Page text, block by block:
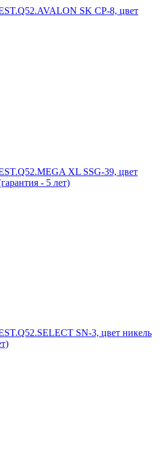
SK CP-8, цвет
XL SSG-39, цвет
- 5 лет)
SN-3, цвет никель